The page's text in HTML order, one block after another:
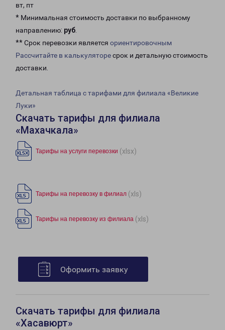
вт, пт
* Минимальная стоимость доставки по выбранному
направлению: руб.
** Срок перевозки является ориентировочным
Рассчитайте в калькуляторесрок и детальную стоимость
доставки.
Детальная таблица с тарифами для филиала «Великие
Луки»
Скачать тарифы для филиала
«Махачкала»
Тарифы на услуги перевозки (xlsx)
Тарифы на перевозку в филиал (xls)
Тарифы на перевозку из филиала (xls)
Оформить заявку
Скачать тарифы для филиала
«Хасавюрт»